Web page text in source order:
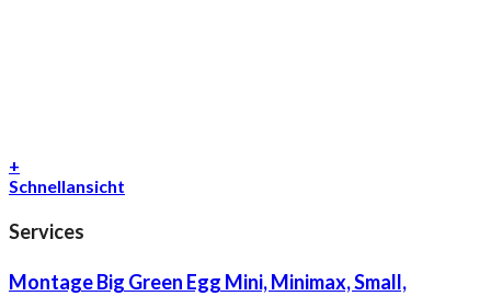
+
Schnellansicht
Services
Montage Big Green Egg Mini, Minimax, Small,